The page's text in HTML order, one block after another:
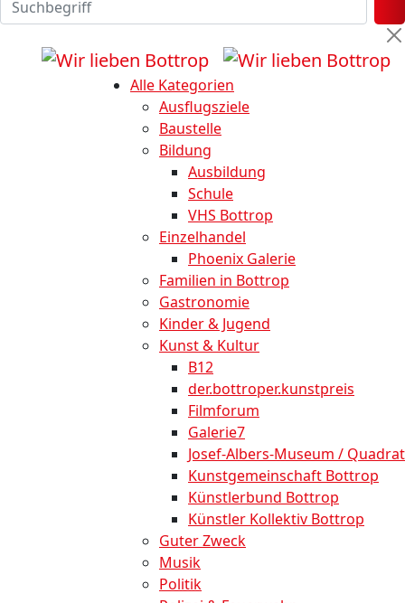
Alle Kategorien
Ausflugsziele
Baustelle
Bildung
Ausbildung
Schule
VHS Bottrop
Einzelhandel
Phoenix Galerie
Familien in Bottrop
Gastronomie
Kinder & Jugend
Kunst & Kultur
B12
der.bottroper.kunstpreis
Filmforum
Galerie7
Josef-Albers-Museum / Quadrat
Kunstgemeinschaft Bottrop
Künstlerbund Bottrop
Künstler Kollektiv Bottrop
Guter Zweck
Musik
Politik